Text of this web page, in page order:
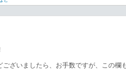
ざいましたら、お手数ですが、この欄